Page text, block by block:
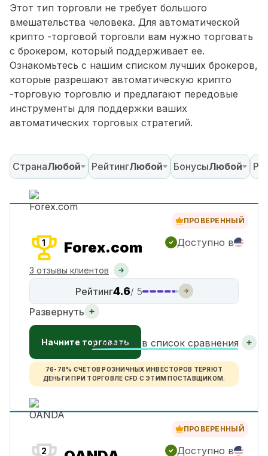
Этот тип торговли не требует большого
вмешательства человека. Для автоматической
крипто -торговой торговли вам нужно торговать
с брокером, который поддерживает ее.
Ознакомьтесь с нашим списком лучших брокеров,
которые разрешают автоматическую крипто
-торговую торговлю и предлагают передовые
инструменты для поддержки ваших
автоматических торговых стратегий.
СтранаЛюбой РейтингЛюбой БонусыЛюбой
ПРОВЕРЕННЫЙ
Доступно в
1 Forex.com
3 отзывы клиентов
Рейтинг4.6/ 5
Развернуть
Начните торговать
76-78% СЧЕТОВ РОЗНИЧНЫХ ИНВЕСТОРОВ ТЕРЯЮТ
ДЕНЬГИ ПРИ ТОРГОВЛЕ CFD С ЭТИМ ПОСТАВЩИКОМ.
Добавить в список сравнения
ПРОВЕРЕННЫЙ
Доступно в
2